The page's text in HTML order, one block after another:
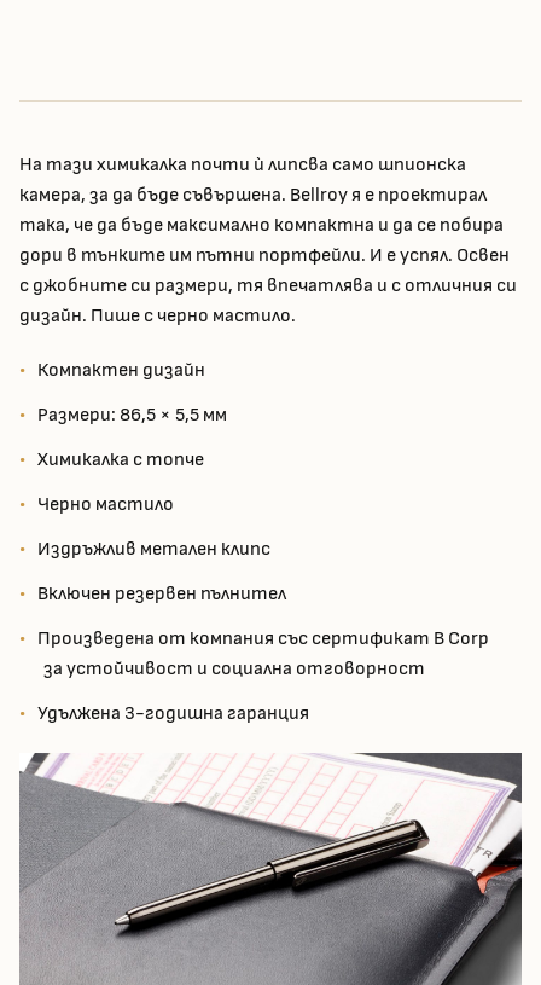
На тази химикалка почти ѝ липсва само шпионска
камера, за да бъде съвършена. Bellroy я е проектирал
така, че да бъде максимално компактна и да се побира
дори в тънките им пътни портфейли. И е успял. Освен
с джобните си размери, тя впечатлява и с отличния си
дизайн. Пише с черно мастило.
Компактен дизайн
Размери: 86,5 × 5,5 мм
Химикалка с топче
Черно мастило
Издръжлив метален клипс
Включен резервен пълнител
Произведена от компания със сертификат B Corp
за устойчивост и социална отговорност
Удължена 3-годишна гаранция